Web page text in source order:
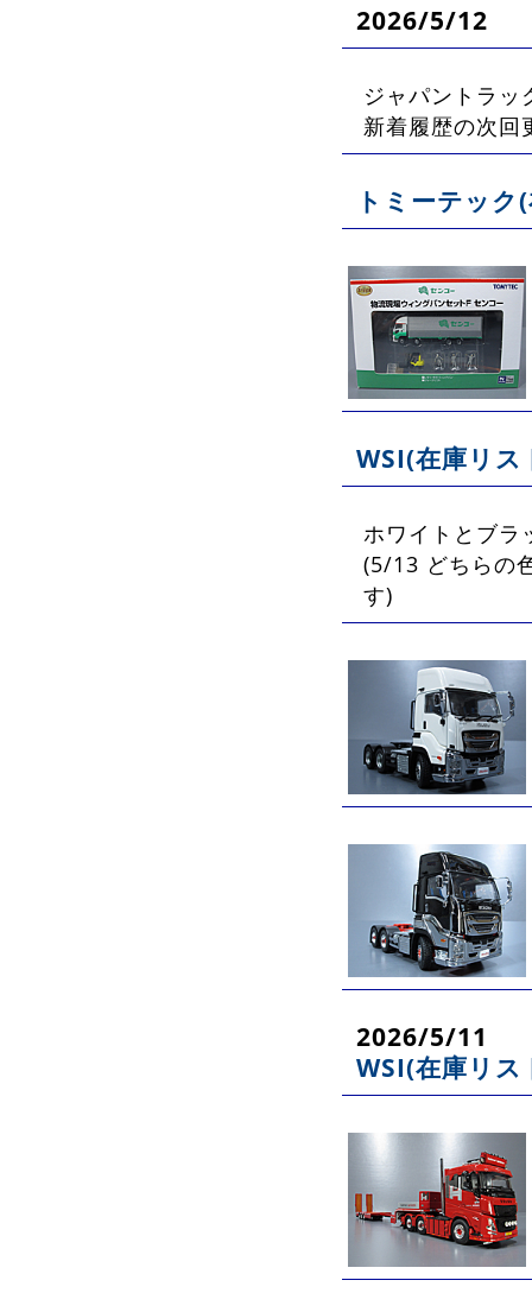
2026/5/12
ジャパントラッ
新着履歴の次
トミーテッ
WSI(在庫リス
ホワイトとブラ
(5/13 どちらの
す)
2026/5/11
WSI(在庫リス